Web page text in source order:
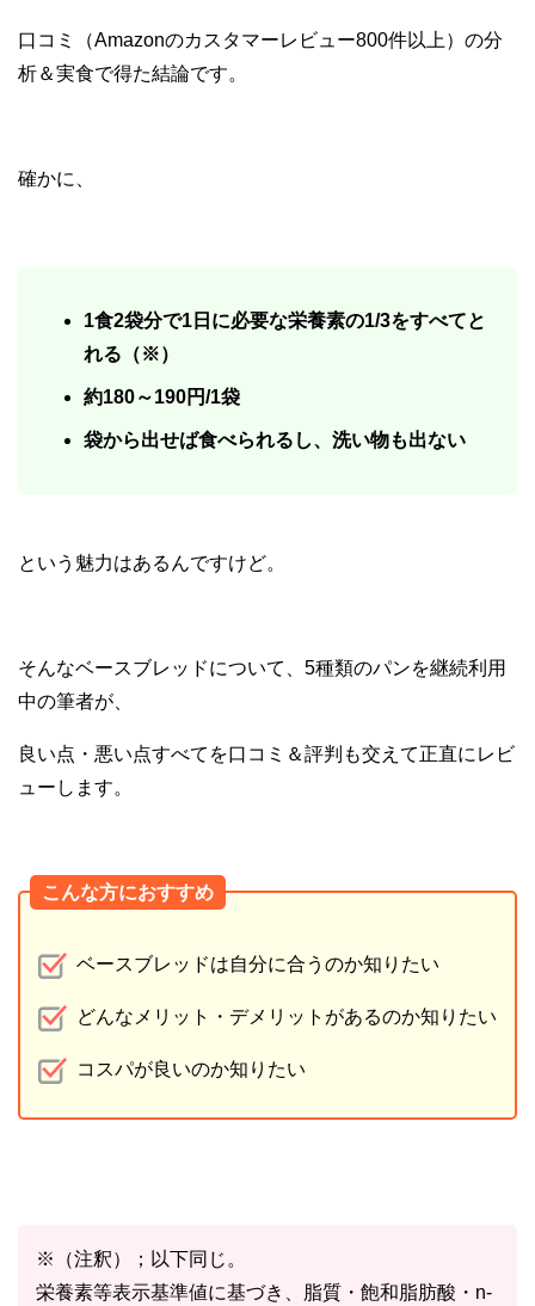
口コミ（Amazonのカスタマーレビュー800件以上）の分
析＆実食で得た結論です。
確かに、
1食2袋分で1日に必要な栄養素の1/3をすべてと
れる（※）
約180～190円/1袋
袋から出せば食べられるし、洗い物も出ない
という魅力はあるんですけど。
そんなベースブレッドについて、5種類のパンを継続利用
中の筆者が、
良い点・悪い点すべてを口コミ＆評判も交えて正直にレビ
ューします。
こんな方におすすめ
ベースブレッドは自分に合うのか知りたい
どんなメリット・デメリットがあるのか知りたい
コスパが良いのか知りたい
※（注釈）；以下同じ。
栄養素等表示基準値に基づき、脂質・飽和脂肪酸・n-